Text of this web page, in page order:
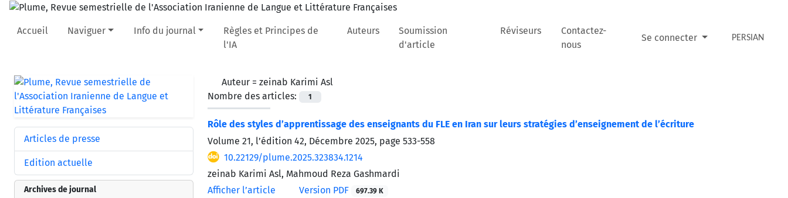
Accueil Naviguer Info du journal
Règles et Principes de
l'IA
Auteurs
Soumission
d'article
Réviseurs
Contactez-
nous
Se connecter PERSIAN
Auteur = zeinab Karimi Asl
Nombre des articles:
1
Rôle des styles d’apprentissage des enseignants du FLE en Iran sur leurs stratégies d’enseignement de l’écriture
Volume 21, l’édition 42, Décembre 2025, page 533-558
10.22129/plume.2025.323834.1214
zeinab Karimi Asl, Mahmoud Reza Gashmardi
Afficher l’article
Version PDF 697.39 K
Articles de presse
Edition actuelle
Archives de journal